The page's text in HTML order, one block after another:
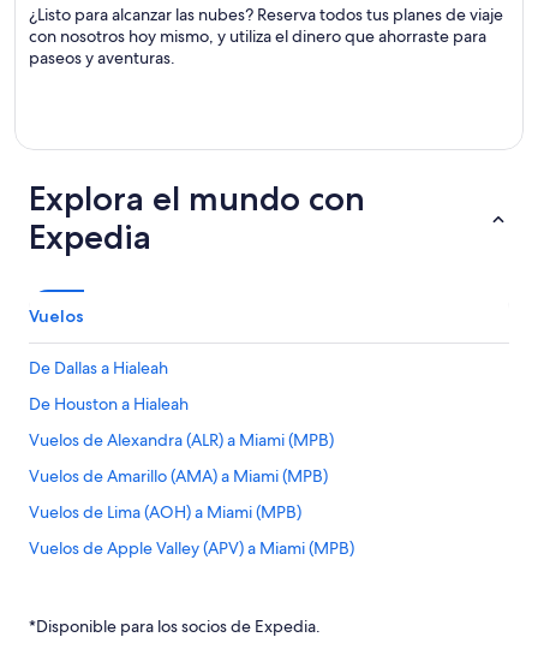
¿Listo para alcanzar las nubes? Reserva todos tus planes de viaje
con nosotros hoy mismo, y utiliza el dinero que ahorraste para
paseos y aventuras.
Explora el mundo con
Expedia
Vuelos
De Dallas a Hialeah
De Houston a Hialeah
Vuelos de Alexandra (ALR) a Miami (MPB)
Vuelos de Amarillo (AMA) a Miami (MPB)
Vuelos de Lima (AOH) a Miami (MPB)
Vuelos de Apple Valley (APV) a Miami (MPB)
Vuelos de Barranquilla (BAQ) a Miami (MPB)
*Disponible para los socios de Expedia.